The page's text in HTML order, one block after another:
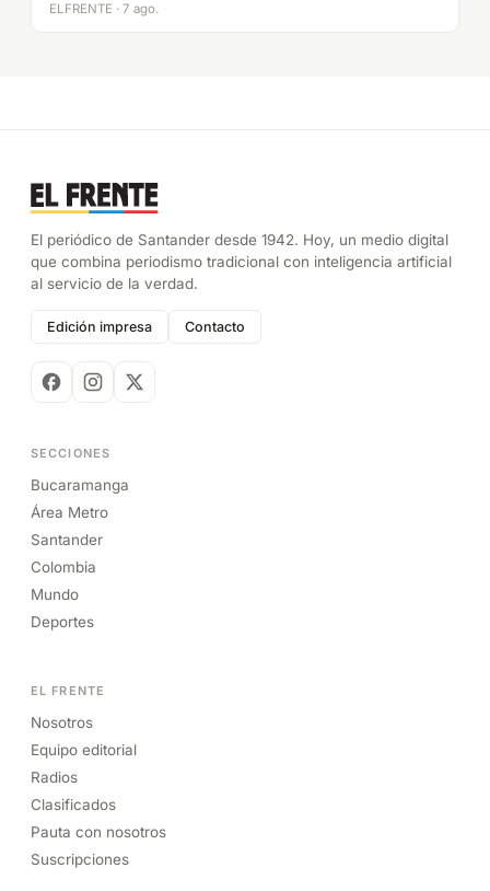
ELFRENTE · 7 ago.
El periódico de Santander desde 1942. Hoy, un medio digital
que combina periodismo tradicional con inteligencia artificial
al servicio de la verdad.
Edición impresa Contacto
SECCIONES
Bucaramanga
Área Metro
Santander
Colombia
Mundo
Deportes
EL FRENTE
Nosotros
Equipo editorial
Radios
Clasificados
Pauta con nosotros
Suscripciones